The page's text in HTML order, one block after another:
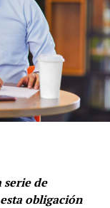
caja al holding
el rol de
Argos y
y
Grupo Argos
Esteban
serie de
obligación